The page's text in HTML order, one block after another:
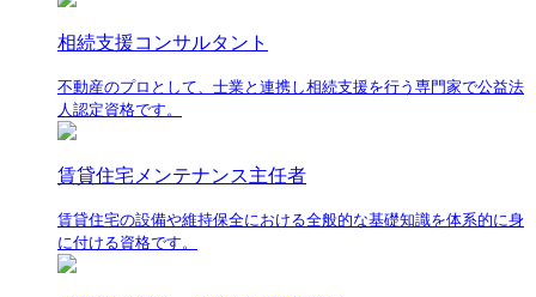
相続支援コンサルタント
不動産のプロとして、士業と連携し相続支援を行う専門家で公益法
人認定資格です。
賃貸住宅メンテナンス主任者
賃貸住宅の設備や維持保全における全般的な基礎知識を体系的に身
に付ける資格です。